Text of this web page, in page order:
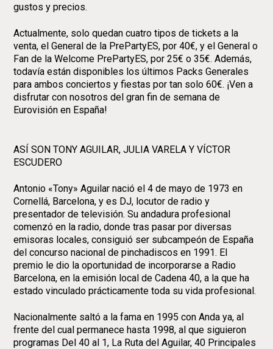
gustos y precios.
Actualmente, solo quedan cuatro tipos de tickets a la
venta, el General de la PrePartyES, por 40€, y el General o
Fan de la Welcome PrePartyES, por 25€ o 35€. Además,
todavía están disponibles los últimos Packs Generales
para ambos conciertos y fiestas por tan solo 60€. ¡Ven a
disfrutar con nosotros del gran fin de semana de
Eurovisión en España!
ASÍ SON TONY AGUILAR, JULIA VARELA Y VÍCTOR
ESCUDERO
Antonio «Tony» Aguilar nació el 4 de mayo de 1973 en
Cornellá, Barcelona, y es DJ, locutor de radio y
presentador de televisión. Su andadura profesional
comenzó en la radio, donde tras pasar por diversas
emisoras locales, consiguió ser subcampeón de España
del concurso nacional de pinchadiscos en 1991. El
premio le dio la oportunidad de incorporarse a Radio
Barcelona, en la emisión local de Cadena 40, a la que ha
estado vinculado prácticamente toda su vida profesional.
Nacionalmente saltó a la fama en 1995 con Anda ya, al
frente del cual permanece hasta 1998, al que siguieron
programas Del 40 al 1, La Ruta del Aguilar, 40 Principales